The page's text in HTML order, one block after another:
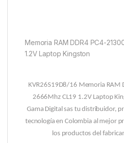
Memoria RAM DDR4 PC4-
1.2V Laptop Kingston
KVR26S19D8/16 Memoria RAM
2666Mhz CL19 1.2V Laptop
Gama Digital sas tu distribuidor,
tecnología en Colombia al mejor
los productos del